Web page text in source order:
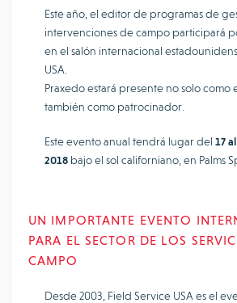
Este año, el editor de programas de
intervenciones de campo participará
en el salón internacional
USA.
Praxedo estará presente no solo como
también como patrocinador.
Este evento anual tendrá lugar del 17
2018 bajo el sol californiano, en Palms
UN IMPORTANTE EVENTO
PARA EL SECTOR DE LOS
CAMPO
Desde 2003, Field Service USA es el